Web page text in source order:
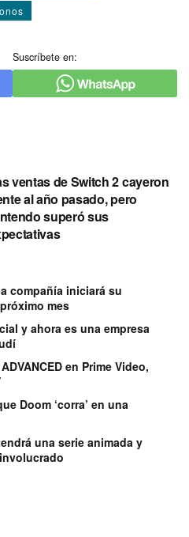
Suscríbete en:
ventas de Switch 2 cayeron
al año pasado, pero
superó sus
compañía iniciará su
mes
y ahora es una empresa
en Prime Video,
Doom ‘corra’ en una
una serie animada y